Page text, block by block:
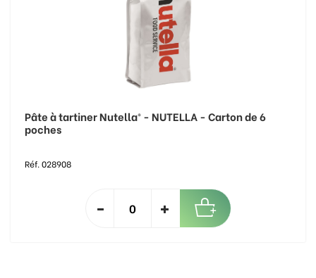
Pâte à tartiner Nutella® - NUTELLA - Carton de 6
poches
Réf. 028908